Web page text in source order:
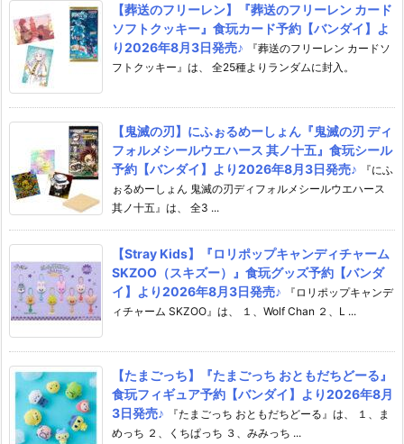
【葬送のフリーレン】『葬送のフリーレン カード
ソフトクッキー』食玩カード予約【バンダイ】よ
り2026年8月3日発売♪
『葬送のフリーレン カードソ
フトクッキー』は、 全25種よりランダムに封入。
【鬼滅の刃】にふぉるめーしょん『鬼滅の刃 ディ
フォルメシールウエハース 其ノ十五』食玩シール
予約【バンダイ】より2026年8月3日発売♪
『にふ
ぉるめーしょん 鬼滅の刃ディフォルメシールウエハース
其ノ十五』は、 全3 ...
【Stray Kids】『ロリポップキャンディチャーム
SKZOO（スキズー）』食玩グッズ予約【バンダ
イ】より2026年8月3日発売♪
『ロリポップキャンデ
ィチャーム SKZOO』は、 １、Wolf Chan ２、L ...
【たまごっち】『たまごっち おともだちどーる』
食玩フィギュア予約【バンダイ】より2026年8月
3日発売♪
『たまごっち おともだちどーる』は、 １、ま
めっち ２、くちぱっち ３、みみっち ...